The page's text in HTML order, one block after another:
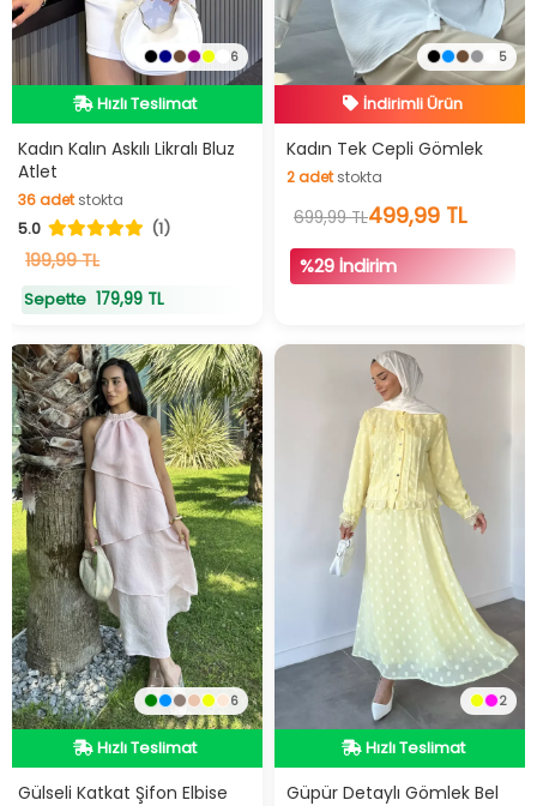
6
Hızlı Teslimat
Hızlı Teslimat
Kadın Kalın Askılı Likralı Bluz
Atlet
36adetstokta
36adetstokta
5.0 (1)
199,99 TL
Sepette 179,99 TL
5
İndirimli Ürün
Hızlı Teslimat
İndirimli Ürün
Kadın Tek Cepli Gömlek
2adetstokta
adetstokta
699,99 TL499,99 TL
%29 İndirim
6
Hızlı Teslimat
Videolu Ürün
Hızlı Teslimat
Gülseli Katkat Şifon Elbise
2
Hızlı Teslimat
Hızlı Teslimat
Güpür Detaylı Gömlek Bel